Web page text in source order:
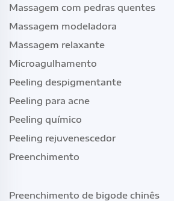
Massagem com pedras quentes
Massagem modeladora
Massagem relaxante
Microagulhamento
Peeling despigmentante
Peeling para acne
Peeling químico
Peeling rejuvenescedor
Preenchimento
Preenchimento de bigode chinês